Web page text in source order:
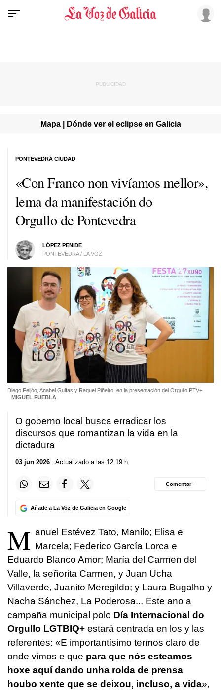
Mapa | Dónde ver el eclipse en Galicia
«Con Franco non vivíamos mellor»,
lema da manifestación do
Orgullo de Pontevedra
LÓPEZ PENIDE
PONTEVEDRA / LA VOZ
PONTEVEDRA CIUDAD
Diego Feijóo, Anabel Gulías y Raquel Piñeiro, en la presentación del Orgullo PTV+
MIGUEL PUEBLA
O goberno local busca erradicar los
discursos que romantizan la vida en la
dictadura
03 jun 2026 . Actualizado a las 12:19 h.
Añade a La Voz de Galicia en Google
Comentar ·
M anuel Estévez Tato, Manilo; Elisa e
Marcela; Federico García Lorca e
Eduardo Blanco Amor; María del Carmen del
Valle, la señorita Carmen, y Juan Ucha
Villaverde, Juanito Meregildo; y Laura Bugalho y
Nacha Sánchez, La Poderosa... Este ano a
campaña municipal polo Día Internacional do
Orgullo LGTBIQ+ estará centrada en los y las
referentes: «E importantísimo termos claro de
onde vimos e que para que nós esteamos
hoxe aquí dando unha rolda de prensa
houbo xente que se deixou, incluso, a vida»,